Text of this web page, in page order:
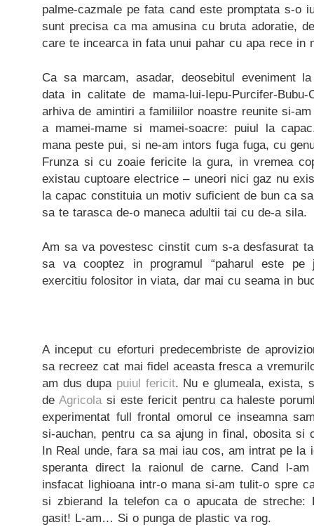
palme-cazmale pe fata cand este promptata s-o
sunt precisa ca ma amusina cu bruta adoratie,
care te incearca in fata unui pahar cu apa rece in
Ca sa marcam, asadar, deosebitul eveniment
data in calitate de mama-lui-Iepu-Purcifer-
arhiva de amintiri a familiilor noastre reunite si-
a mamei-mame si mamei-soacre: puiul la
mana peste pui, si ne-am intors fuga fuga, cu
Frunza si cu zoaie fericite la gura, in vremea
existau cuptoare electrice – uneori nici gaz nu
la capac constituia un motiv suficient de bun ca
sa te tarasca de-o maneca adultii tai cu de-a sila.
Am sa va povestesc cinstit cum s-a desfasurat
sa va cooptez in programul “paharul este pe
exercitiu folositor in viata, dar mai cu seama in
A inceput cu eforturi predecembriste de
sa recreez cat mai fidel aceasta fresca a
am dus dupa puiul fericit. Nu e glumeala, exista,
de Agricolasi este fericit pentru ca haleste
experimentat full frontal omorul ce inseamna
si-auchan, pentru ca sa ajung in final, obosita si
In Real unde, fara sa mai iau cos, am intrat pe la
speranta direct la raionul de carne. Cand l-
insfacat lighioana intr-o mana si-am tulit-o spre
si zbierand la telefon ca o apucata de streche:
gasit! L-am… Si o punga de plastic va rog.